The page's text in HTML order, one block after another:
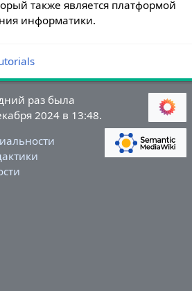
также является платформой
информатики.
раз была
2024 в 13:48.